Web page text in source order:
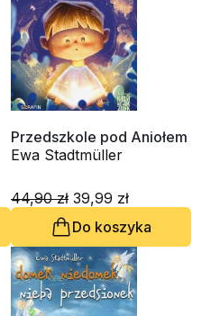
Przedszkole pod Aniołem
Ewa Stadtmüller
44,90 zł 39,99 zł
Do koszyka